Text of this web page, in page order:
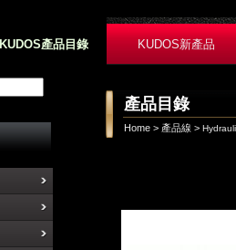
KUDOS產品目錄 KUDOS新產品
產品目錄
Home > 產品線 >